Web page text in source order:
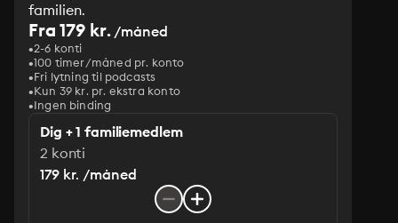
familien.
Fra 179 kr./måned
2-6 konti
100 timer/måned pr. konto
Fri lytning til podcasts
Kun 39 kr. pr. ekstra konto
Ingen binding
Dig + 1 familiemedlem
2 konti
179 kr. /måned